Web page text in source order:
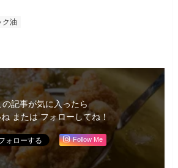
ク油
の記事が気に入ったら
または フォローしてね！
Follow Me